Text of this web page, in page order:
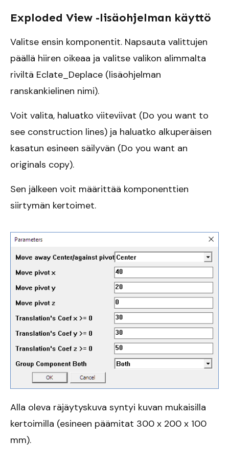
Exploded View -lisäohjelman käyttö
Valitse ensin komponentit. Napsauta valittujen
päällä hiiren oikeaa ja valitse valikon alimmalta
riviltä Eclate_Deplace (lisäohjelman
ranskankielinen nimi).
Voit valita, haluatko viiteviivat (Do you want to
see construction lines) ja haluatko alkuperäisen
kasatun esineen säilyvän (Do you want an
originals copy).
Sen jälkeen voit määrittää komponenttien
siirtymän kertoimet.
Alla oleva räjäytyskuva syntyi kuvan mukaisilla
kertoimilla (esineen päämitat 300 x 200 x 100
mm).